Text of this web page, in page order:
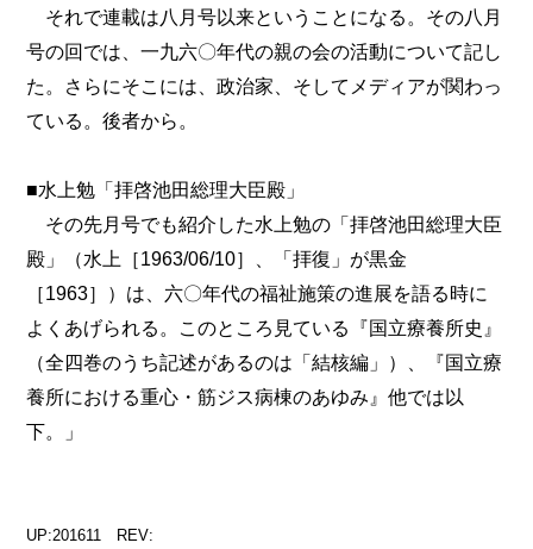
それで連載は八月号以来ということになる。その八月
号の回では、一九六〇年代の親の会の活動について記し
た。さらにそこには、政治家、そしてメディアが関わっ
ている。後者から。
■水上勉「拝啓池田総理大臣殿」
その先月号でも紹介した水上勉の「拝啓池田総理大臣
殿」（水上［1963/06/10］、「拝復」が黒金
［1963］）は、六〇年代の福祉施策の進展を語る時に
よくあげられる。このところ見ている『国立療養所史』
（全四巻のうち記述があるのは「結核編」）、『国立療
養所における重心・筋ジス病棟のあゆみ』他では以
下。」
UP:201611 REV: